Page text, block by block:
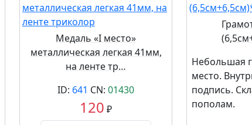
Медаль «I место»
металлическая легкая 41мм,
на ленте тр…
ID: 641 CN: 01430
120 ₽
Небольшая
место.
подпись.
пополам.